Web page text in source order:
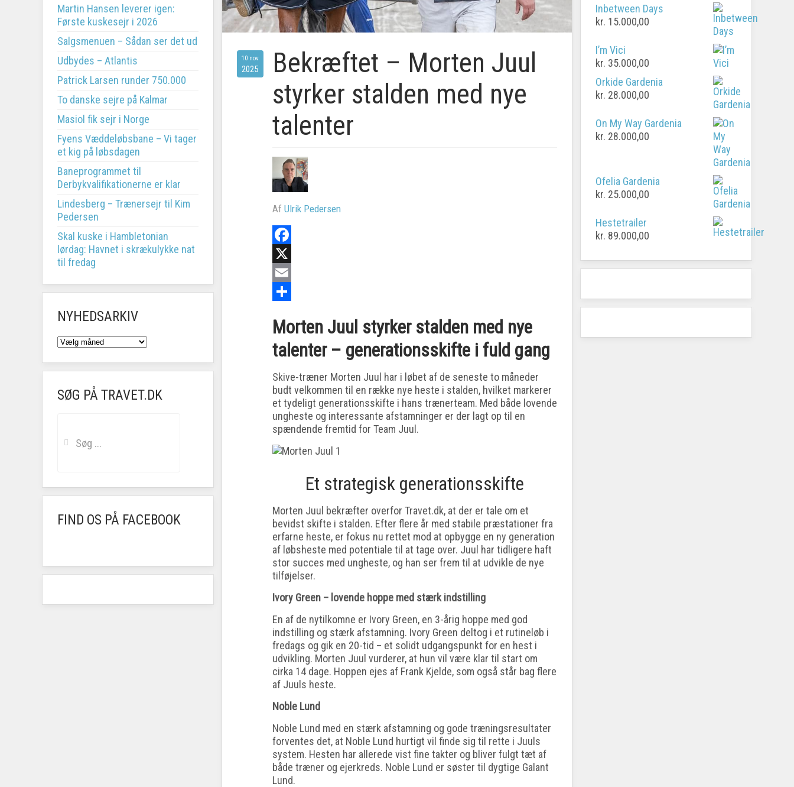
10 nov
2025
Bekræftet – Morten Juul
styrker stalden med nye
talenter
Af Ulrik Pedersen
Facebook
X
Email
Morten Juul styrker stalden med nye
talenter – generationsskifte i fuld gang
Skive-træner Morten Juul har i løbet af de seneste to måneder
budt velkommen til en række nye heste i stalden, hvilket markerer
et tydeligt generationsskifte i hans trænerteam. Med både lovende
ungheste og interessante afstamninger er der lagt op til en
spændende fremtid for Team Juul.
Et strategisk generationsskifte
Morten Juul bekræfter overfor Travet.dk, at der er tale om et
bevidst skifte i stalden. Efter flere år med stabile præstationer fra
erfarne heste, er fokus nu rettet mod at opbygge en ny generation
af løbsheste med potentiale til at tage over. Juul har tidligere haft
stor succes med ungheste, og han ser frem til at udvikle de nye
tilføjelser.
Ivory Green – lovende hoppe med stærk indstilling
En af de nytilkomne er Ivory Green, en 3-årig hoppe med god
indstilling og stærk afstamning. Ivory Green deltog i et rutineløb i
fredags og gik en 20-tid – et solidt udgangspunkt for en hest i
udvikling. Morten Juul vurderer, at hun vil være klar til start om
cirka 14 dage. Hoppen ejes af Frank Kjelde, som også står bag flere
af Juuls heste.
Noble Lund
Noble Lund med en stærk afstamning og gode træningsresultater
forventes det, at Noble Lund hurtigt vil finde sig til rette i Juuls
system. Hesten har allerede vist fine takter og bliver fulgt tæt af
både træner og ejerkreds. Noble Lund er søster til dygtige Galant
Lund.
Martin Hansen leverer igen:
Første kuskesejr i 2026
Salgsmenuen – Sådan ser det ud
Udbydes – Atlantis
Patrick Larsen runder 750.000
To danske sejre på Kalmar
Masiol fik sejr i Norge
Fyens Væddeløbsbane – Vi tager
et kig på løbsdagen
Baneprogrammet til
Derbykvalifikationerne er klar
Lindesberg – Trænersejr til Kim
Pedersen
Skal kuske i Hambletonian
lørdag: Havnet i skrækulykke nat
til fredag
NYHEDSARKIV
NYHEDSARKIV
SØG PÅ TRAVET.DK
FIND OS PÅ FACEBOOK
Inbetween Days
kr. 15.000,00
I’m Vici
kr. 35.000,00
Orkide Gardenia
kr. 28.000,00
On My Way Gardenia
kr. 28.000,00
Ofelia Gardenia
kr. 25.000,00
Hestetrailer
kr. 89.000,00